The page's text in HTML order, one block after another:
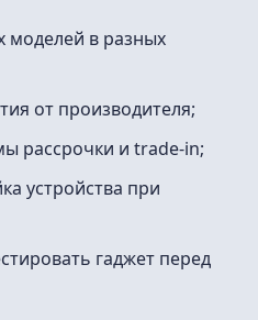
моделей в разных
от производителя;
рассрочки и trade-in;
устройства при
гаджет перед